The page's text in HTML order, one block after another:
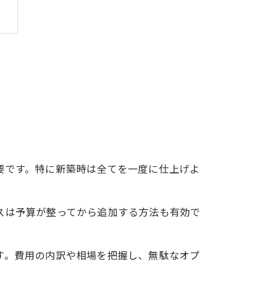
す。特に新築時は全てを一度に仕上げよ
予算が整ってから追加する方法も有効で
費用の内訳や相場を把握し、無駄なオプ